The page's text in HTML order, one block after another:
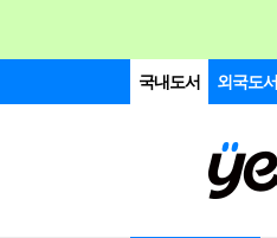
국내도서 외국도서